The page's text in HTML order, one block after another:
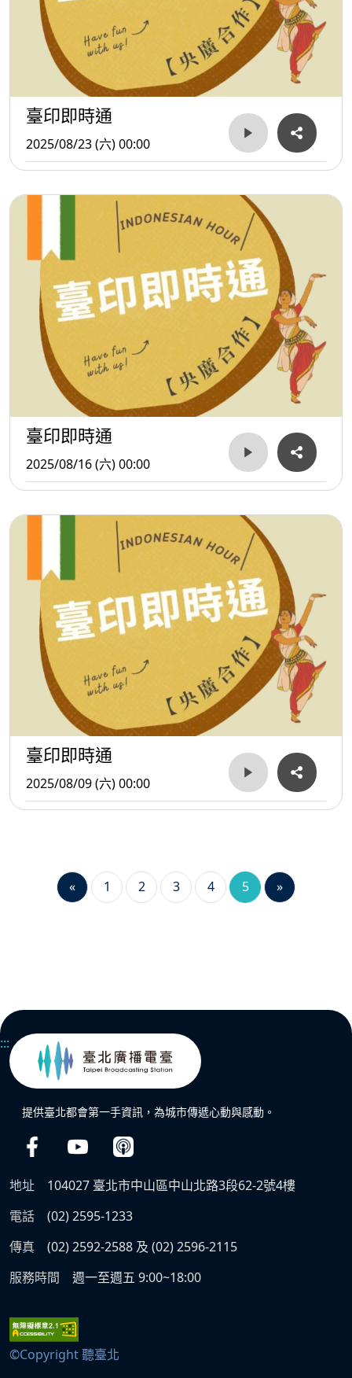
臺印即時通
2025/08/23 (六) 00:00
臺印即時通
2025/08/16 (六) 00:00
臺印即時通
2025/08/09 (六) 00:00
« 1 2 3 4 5 »
:::
提供臺北都會第一手資訊，為城市傳遞心動與感動。
地址
104027 臺北市中山區中山北路3段62-2號4樓
電話
(02) 2595-1233
傳真
(02) 2592-2588 及 (02) 2596-2115
服務時間
週一至週五 9:00~18:00
©Copyright 聽臺北